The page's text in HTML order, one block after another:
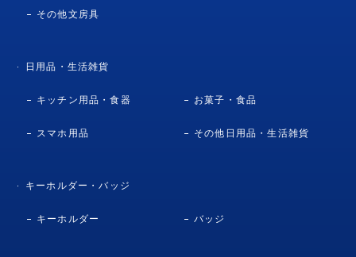
その他文房具
日用品・生活雑貨
キッチン用品・食器 お菓子・食品
スマホ用品 その他日用品・生活雑貨
キーホルダー・バッジ
キーホルダー バッジ